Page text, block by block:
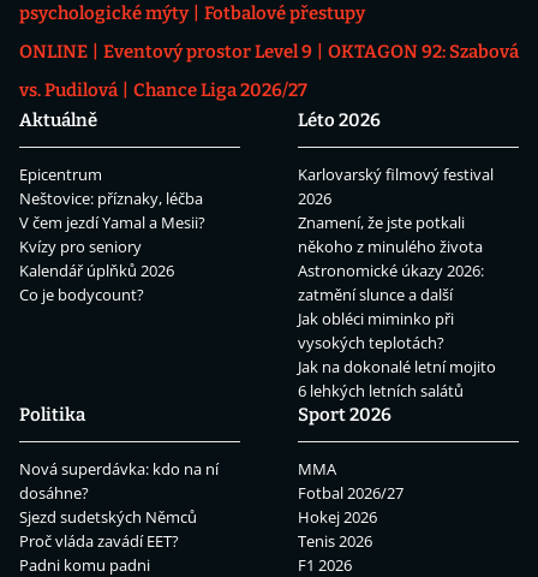
psychologické mýty
Fotbalové přestupy
ONLINE
Eventový prostor Level 9
OKTAGON 92: Szabová
vs. Pudilová
Chance Liga 2026/27
Aktuálně
Epicentrum
Neštovice: příznaky, léčba
V čem jezdí Yamal a Mesii?
Kvízy pro seniory
Kalendář úplňků 2026
Co je bodycount?
Léto 2026
Karlovarský filmový festival
2026
Znamení, že jste potkali
někoho z minulého života
Astronomické úkazy 2026:
zatmění slunce a další
Jak obléci miminko při
vysokých teplotách?
Jak na dokonalé letní mojito
6 lehkých letních salátů
Politika
Nová superdávka: kdo na ní
dosáhne?
Sjezd sudetských Němců
Proč vláda zavádí EET?
Padni komu padni
Sport 2026
MMA
Fotbal 2026/27
Hokej 2026
Tenis 2026
F1 2026